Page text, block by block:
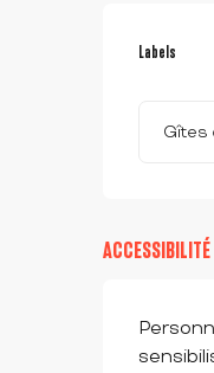
Labels
Labels
Gîtes
ACCESSIBILITÉ